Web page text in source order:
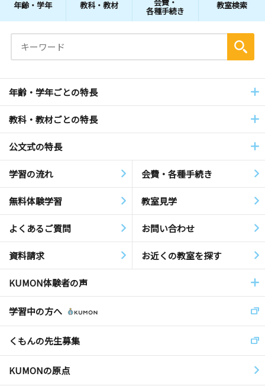
年齢・学年 教科・教材
各種手続き
教室検索
年齢・学年ごとの特長
教科・教材ごとの特長
公文式の特長
学習の流れ 会費・各種手続き
無料体験学習 教室見学
よくあるご質問 お問い合わせ
資料請求 お近くの教室を探す
KUMON体験者の声
学習中の方へ
くもんの先生募集
KUMONの原点